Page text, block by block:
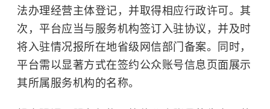
法办理经营主体登记，并取得相应行政许可。其
次，平台应当与服务机构签订入驻协议，并及时
将入驻情况报所在地省级网信部门备案。同时，
平台需以显著方式在签约公众账号信息页面展示
其所属服务机构的名称。